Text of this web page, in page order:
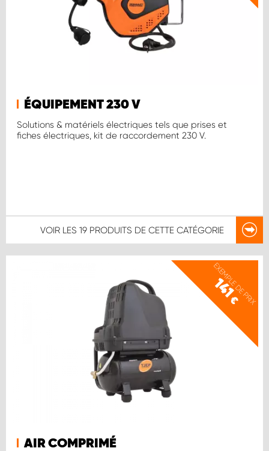
ÉQUIPEMENT 230 V
Solutions & matériels électriques tels que prises et
fiches électriques, kit de raccordement 230 V.
VOIR LES 19 PRODUITS DE CETTE CATÉGORIE
EXEMPLE DE PRIX
141
€
AIR COMPRIMÉ